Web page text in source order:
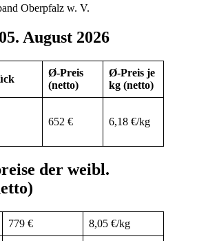
Oberpfalz w. V.
August 2026
Ø-Preis
(netto)
Ø-Preis je
kg (netto)
652 € 6,18 €/kg
der weibl.
779 € 8,05 €/kg